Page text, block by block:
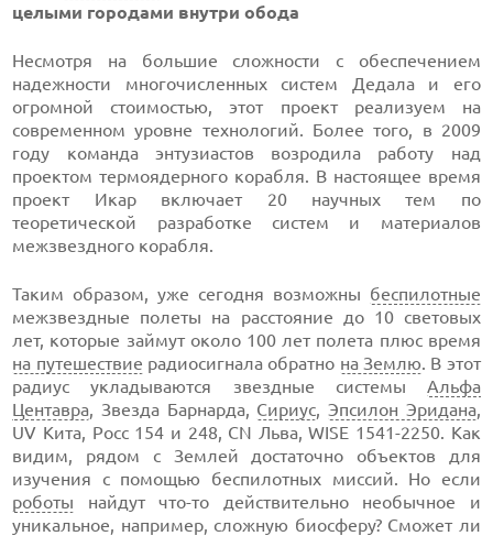
целыми городами внутри обода
Несмотря на большие сложности с обеспечением
надежности многочисленных систем Дедала и его
огромной стоимостью, этот проект реализуем на
современном уровне технологий. Более того, в 2009
году команда энтузиастов возродила работу над
проектом термоядерного корабля. В настоящее время
проект Икар включает 20 научных тем по
теоретической разработке систем и материалов
межзвездного корабля.
Таким образом, уже сегодня возможны беспилотные
межзвездные полеты на расстояние до 10 световых
лет, которые займут около 100 лет полета плюс время
на путешествие радиосигнала обратно на Землю. В этот
радиус укладываются звездные системы Альфа
Центавра, Звезда Барнарда, Сириус,Эпсилон Эридана,
UV Кита, Росс 154 и 248, CN Льва, WISE 1541-2250. Как
видим, рядом с Землей достаточно объектов для
изучения с помощью беспилотных миссий. Но если
роботы найдут что-то действительно необычное и
уникальное, например, сложную биосферу? Сможет ли